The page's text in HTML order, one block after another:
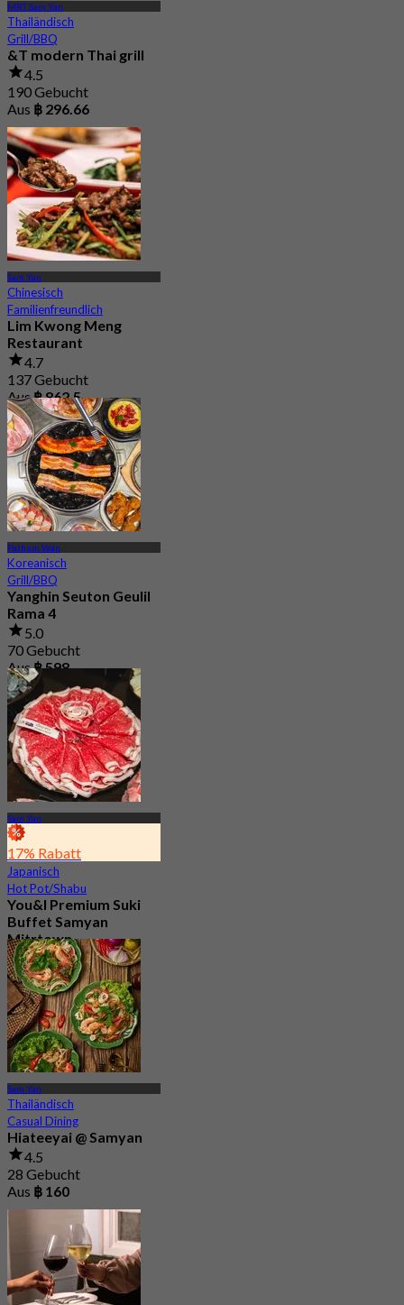
MRT Sam Yan
Thailändisch
Grill/BBQ
&T modern Thai grill
4.5
190 Gebucht
Aus ฿ 296.66
Sam Yan
Chinesisch
Familienfreundlich
Lim Kwong Meng
Restaurant
4.7
137 Gebucht
Aus฿ 862.5
Pathum Wan
Koreanisch
Grill/BBQ
Yanghin Seuton Geulil
Rama 4
5.0
70 Gebucht
Aus฿ 598
Sam Yan
17% Rabatt
Japanisch
Hot Pot/Shabu
You&I Premium Suki
Buffet Samyan
Mitrtown
4.7
3.3K Gebucht
Aus฿ 498
Sam Yan
Thailändisch
Casual Dining
Hiateeyai @ Samyan
4.5
28 Gebucht
Aus ฿ 160